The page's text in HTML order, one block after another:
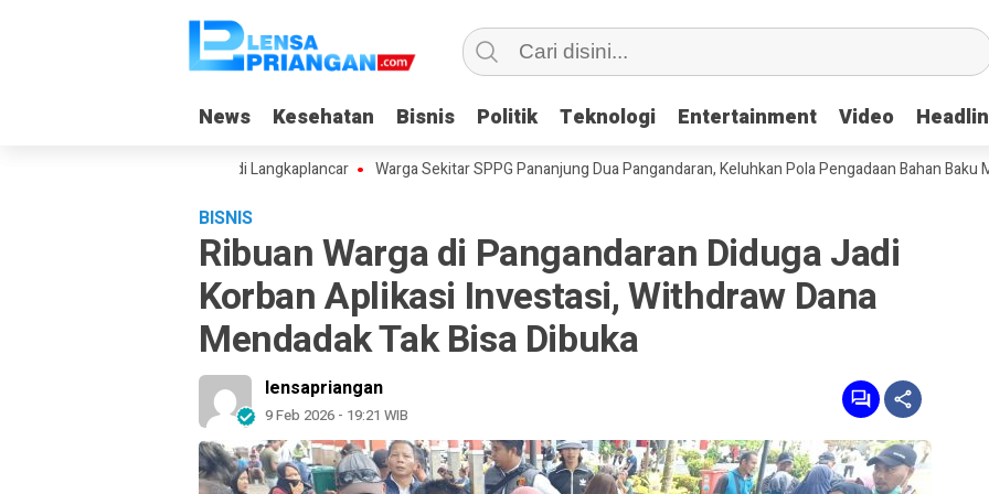
News Kesehatan Bisnis Politik Teknologi Entertainment Video
News Kesehatan Bisnis Politik Teknologi Entertainment Video
Program ULAS di Langkaplancar Warga Sekitar SPPG Pananjung Dua Pangandaran, Keluhkan Pola Pengadaan Bahan Baku MBG
BISNIS
Ribuan Warga di Pangandaran Diduga Jadi
Korban Aplikasi Investasi, Withdraw Dana
Mendadak Tak Bisa Dibuka
lensapriangan
9 Feb 2026 - 19:21 WIB